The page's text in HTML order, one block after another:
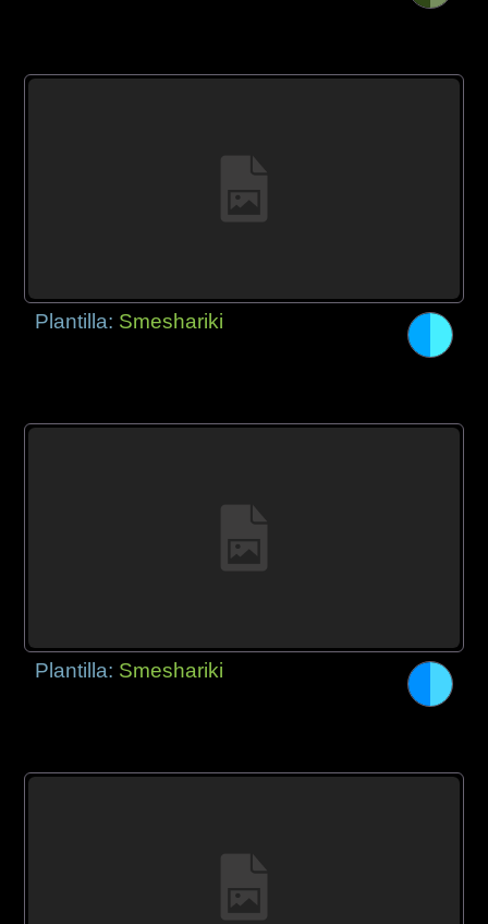
Plantilla: Smeshariki
Plantilla: Smeshariki